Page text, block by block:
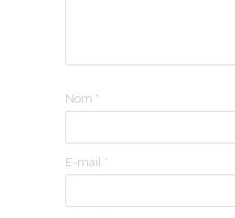
Nom *
E-mail *